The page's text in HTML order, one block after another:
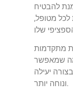
להבטיח
לכל מטופל,
מתקדמות
מה שמאפשר
יעילה
ונוחה יותר.